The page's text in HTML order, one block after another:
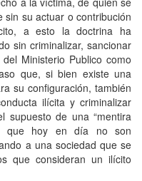
su actuar o contribución
a esto la doctrina ha
sin criminalizar, sancionar
Ministerio Publico como
que, si bien existe una
su configuración, también
ilícita y criminalizar
supuesto de una “mentira
que hoy en día no son
a una sociedad que se
que consideran un ilícito